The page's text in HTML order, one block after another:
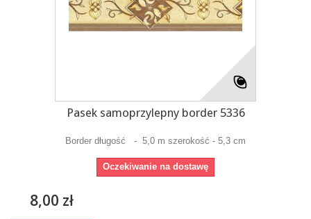
Pasek samoprzylepny border 5336
Border długość - 5,0 m szerokość - 5,3 cm
Oczekiwanie na dostawę
8,00 zł